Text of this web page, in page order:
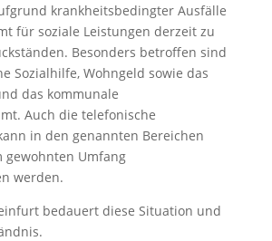
krankheitsbedingter Ausfälle
für soziale Leistungen derzeit zu
Besonders betroffen sind
Sozialhilfe, Wohngeld sowie das
das kommunale
Auch die telefonische
in den genannten Bereichen
Umfang
werden.
bedauert diese Situation und